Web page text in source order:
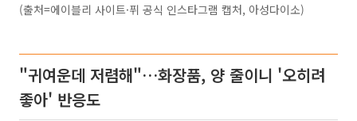
(출처=에이블리 사이트·퓌 공식 인스타그램 캡처, 아성다이소)
"귀여운데 저렴해"…화장품, 양 줄이니 '오히려
좋아' 반응도